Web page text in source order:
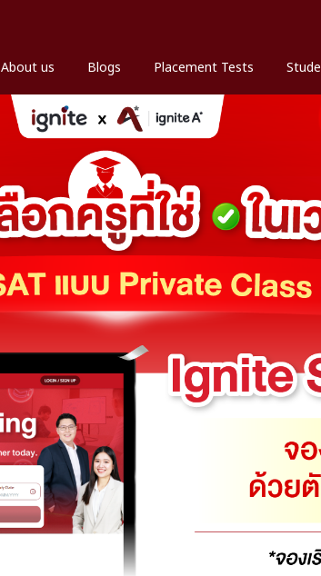
About us Blogs Placement Tests